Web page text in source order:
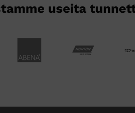
useita